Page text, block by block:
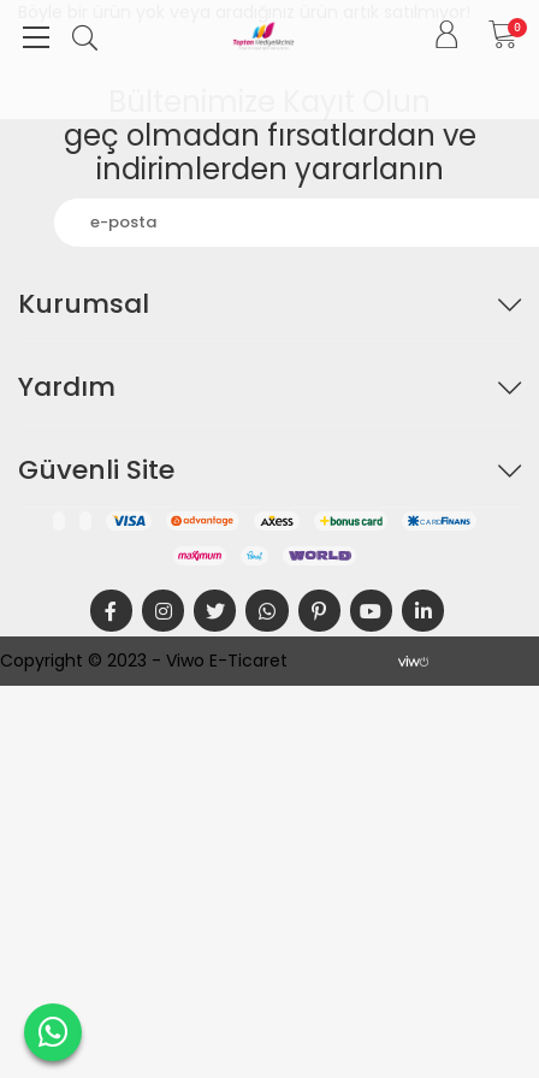
0
geç olmadan fırsatlardan ve
indirimlerden yararlanın
Kurumsal
Yardım
Güvenli Site
Copyright © 2023 - Viwo E-Ticaret